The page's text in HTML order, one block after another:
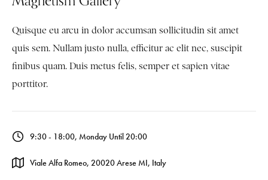
Quisque eu arcu in dolor accumsan sollicitudin sit amet
quis sem. Nullam justo nulla, efficitur ac elit nec, suscipit
finibus quam. Duis metus felis, semper et sapien vitae
porttitor.
9:30 - 18:00, Monday Until 20:00
Viale Alfa Romeo, 20020 Arese MI, Italy